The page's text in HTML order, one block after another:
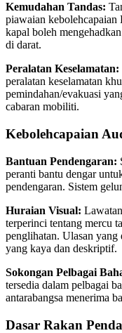
Kemudahan Tandas:
piawaian kebolehcapaian
kapal boleh
di darat.
Peralatan Keselamatan:
peralatan keselamatan
pemindahan/evakuasi
cabaran mobiliti.
Kebolehcapaian
Bantuan Pendengaran:
peranti bantu dengar
pendengaran. Sistem
Huraian Visual:
terperinci tentang mercu
penglihatan. Ulasan
yang kaya dan deskriptif.
Sokongan Pelbagai
tersedia dalam pelbagai
antarabangsa menerima
Dasar Rakan